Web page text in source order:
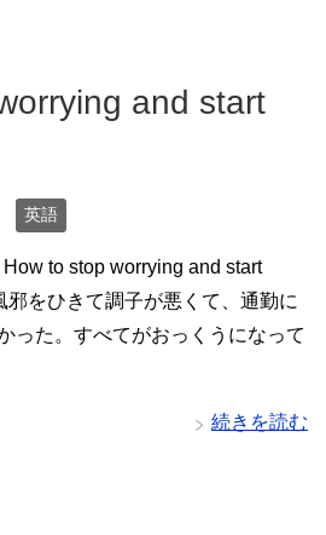
and start
英語
to stop worrying and start
邪をひきて調子が悪くて、通勤に
った。すべてがおっくうになって
続きを読む